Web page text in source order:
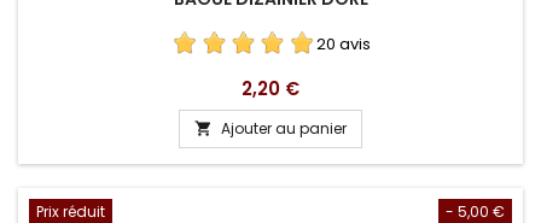
20 avis
Prix
2,20 €
 Ajouter au panier
- 5,00 €
Prix réduit